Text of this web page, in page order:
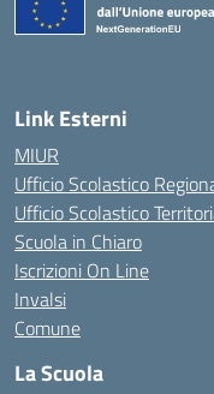
Link Esterni
MIUR
Ufficio Scolastico
Ufficio Scolastico
Scuola in Chiaro
Iscrizioni On Line
Invalsi
Comune
La Scuola